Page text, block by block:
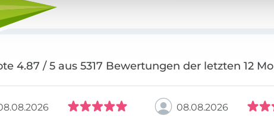
4.87 / 5 aus 5317 Bewertungen der letzten 12
08.08.2026